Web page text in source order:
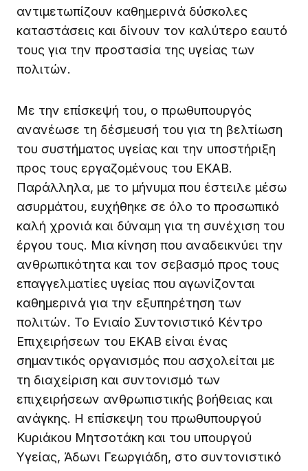
αντιμετωπίζουν καθημερινά δύσκολες
καταστάσεις και δίνουν τον καλύτερο εαυτό
τους για την προστασία της υγείας των
πολιτών.
Με την επίσκεψή του, ο πρωθυπουργός
ανανέωσε τη δέσμευσή του για τη βελτίωση
του συστήματος υγείας και την υποστήριξη
προς τους εργαζομένους του ΕΚΑΒ.
Παράλληλα, με το μήνυμα που έστειλε μέσω
ασυρμάτου, ευχήθηκε σε όλο το προσωπικό
καλή χρονιά και δύναμη για τη συνέχιση του
έργου τους. Μια κίνηση που αναδεικνύει την
ανθρωπικότητα και τον σεβασμό προς τους
επαγγελματίες υγείας που αγωνίζονται
καθημερινά για την εξυπηρέτηση των
πολιτών. Το Ενιαίο Συντονιστικό Κέντρο
Επιχειρήσεων του ΕΚΑΒ είναι ένας
σημαντικός οργανισμός που ασχολείται με
τη διαχείριση και συντονισμό των
επιχειρήσεων ανθρωπιστικής βοήθειας και
ανάγκης. Η επίσκεψη του πρωθυπουργού
Κυριάκου Μητσοτάκη και του υπουργού
Υγείας, Άδωνι Γεωργιάδη, στο συντονιστικό